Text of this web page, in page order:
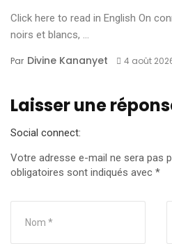
Click here to read in English On
noirs et blancs, ...
Par Divine Kananyet 4 août
Laisser une
Social connect:
Votre adresse e-mail ne sera pas
obligatoires sont indiqués avec *